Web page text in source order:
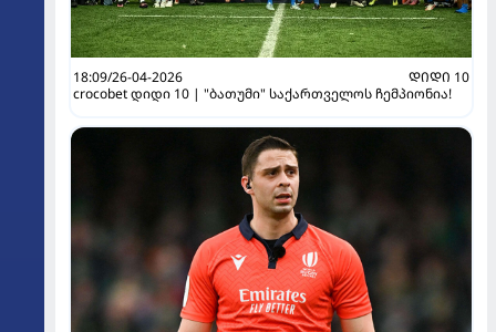
18:09/26-04-2026
ᲓᲘᲓᲘ 10
crocobet დიდი 10 | "ბათუმი" საქართველოს ჩემპიონია!